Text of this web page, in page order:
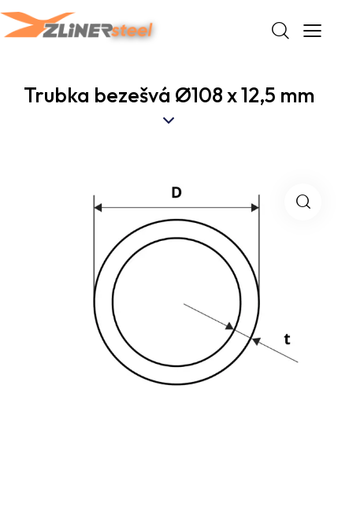
Trubka bezešvá Ø108 x 12,5 mm